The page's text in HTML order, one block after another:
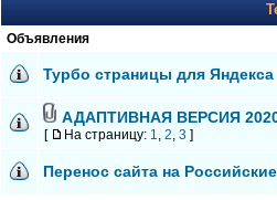
Объявления
Турбо страницы для Яндекса
АДАПТИВНАЯ ВЕРСИЯ
[ На страницу: 1, 2, 3 ]
Перенос сайта на